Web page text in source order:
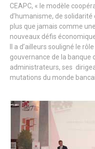
CEAPC, « le modèle
d’humanisme, de solidarité
plus que jamais comme
nouveaux défis
Il a d’ailleurs souligné le
gouvernance de la banque
administrateurs, ses
mutations du monde